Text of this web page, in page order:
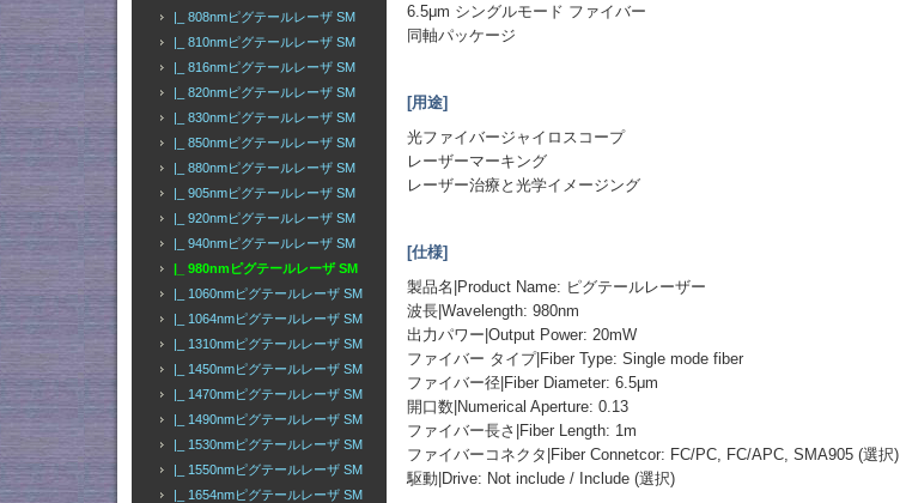
|_ 808nmピグテールレーザ SM
|_ 810nmピグテールレーザ SM
|_ 816nmピグテールレーザ SM
|_ 820nmピグテールレーザ SM
|_ 830nmピグテールレーザ SM
|_ 850nmピグテールレーザ SM
|_ 880nmピグテールレーザ SM
|_ 905nmピグテールレーザ SM
|_ 920nmピグテールレーザ SM
|_ 940nmピグテールレーザ SM
|_ 980nmピグテールレーザ SM
|_ 1060nmピグテールレーザ SM
|_ 1064nmピグテールレーザ SM
|_ 1310nmピグテールレーザ SM
|_ 1450nmピグテールレーザ SM
|_ 1470nmピグテールレーザ SM
|_ 1490nmピグテールレーザ SM
|_ 1530nmピグテールレーザ SM
|_ 1550nmピグテールレーザ SM
|_ 1654nmピグテールレーザ SM
6.5μm シングルモード ファイバー
同軸パッケージ
[用途]
光ファイバージャイロスコープ
レーザーマーキング
レーザー治療と光学イメージング
[仕様]
製品名|Product Name: ピグテールレーザー
波長|Wavelength: 980nm
出力パワー|Output Power: 20mW
ファイバー タイプ|Fiber Type: Single mode fiber
ファイバー径|Fiber Diameter: 6.5μm
開口数|Numerical Aperture: 0.13
ファイバー長さ|Fiber Length: 1m
ファイバーコネクタ|Fiber Connetcor: FC/PC, FC/APC, SMA905 (選択)
駆動|Drive: Not include / Include (選択)